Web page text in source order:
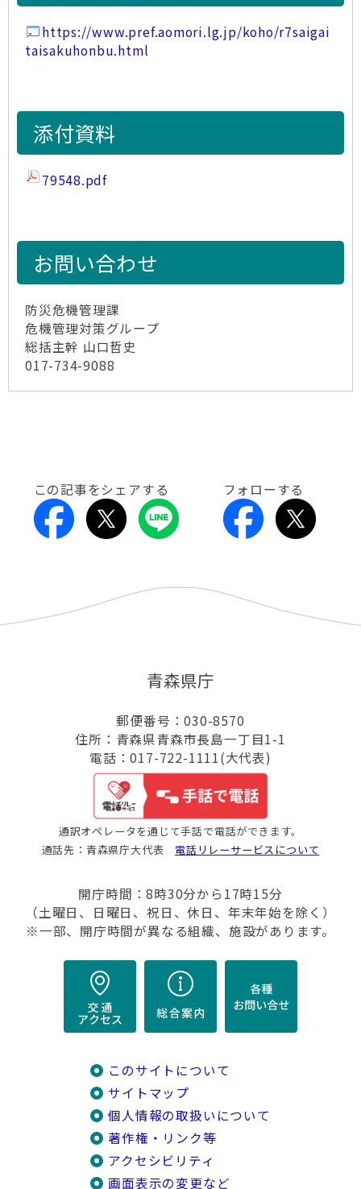
https://www.pref.aomori.lg.jp/koho/r7saigai
taisakuhonbu.html
添付資料
79548.pdf
お問い合わせ
防災危機管理課
危機管理対策グループ
総括主幹 山口哲史
017-734-9088
この記事をシェアする フォローする
青森県庁
郵便番号：030-8570
住所：青森県青森市長島一丁目1-1
電話：017-722-1111(大代表)
通訳オペレータを通じて手話で電話ができます。
通話先：青森県庁大代表 電話リレーサービスについて
開庁時間：8時30分から17時15分
（土曜日、日曜日、祝日、休日、年末年始を除く）
※一部、開庁時間が異なる組織、施設があります。
このサイトについて
サイトマップ
個人情報の取扱いについて
著作権・リンク等
アクセシビリティ
画面表示の変更など